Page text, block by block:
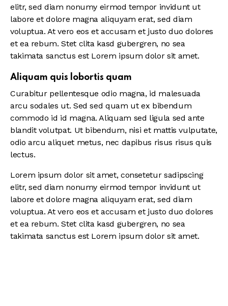
elitr, sed diam nonumy eirmod tempor invidunt ut
labore et dolore magna aliquyam erat, sed diam
voluptua. At vero eos et accusam et justo duo dolores
et ea rebum. Stet clita kasd gubergren, no sea
takimata sanctus est Lorem ipsum dolor sit amet.
Aliquam quis lobortis quam
Curabitur pellentesque odio magna, id malesuada
arcu sodales ut. Sed sed quam ut ex bibendum
commodo id id magna. Aliquam sed ligula sed ante
blandit volutpat. Ut bibendum, nisi et mattis vulputate,
odio arcu aliquet metus, nec dapibus risus risus quis
lectus.
Lorem ipsum dolor sit amet, consetetur sadipscing
elitr, sed diam nonumy eirmod tempor invidunt ut
labore et dolore magna aliquyam erat, sed diam
voluptua. At vero eos et accusam et justo duo dolores
et ea rebum. Stet clita kasd gubergren, no sea
takimata sanctus est Lorem ipsum dolor sit amet.